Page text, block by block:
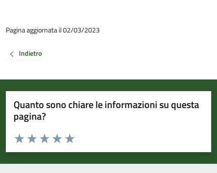
Pagina aggiornata il 02/03/2023
Indietro
Quanto sono chiare le informazioni su questa
pagina?
Valuta da 1 a 5 stelle la pagina
Valuta 5 stelle su 5
Valuta 4 stelle su 5
Valuta 3 stelle su 5
Valuta 2 stelle su 5
Valuta 1 stelle su 5